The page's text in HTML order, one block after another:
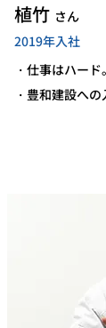
​植竹 さん
2019年入社
・仕事はハー
・豊和建設へ